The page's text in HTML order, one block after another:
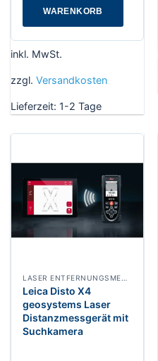
WARENKORB
inkl. MwSt.
zzgl. Versandkosten
Lieferzeit: 1-2 Tage
Leica Disto X4
geosystems Laser
Distanzmessgerät mit
Suchkamera